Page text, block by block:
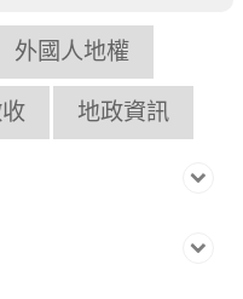
外國人地權
地政資訊